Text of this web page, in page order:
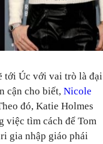
tới Úc với vai trò là đại
cận cho biết, Nicole
đó, Katie Holmes
việc tìm cách để Tom
gia nhập giáo phái